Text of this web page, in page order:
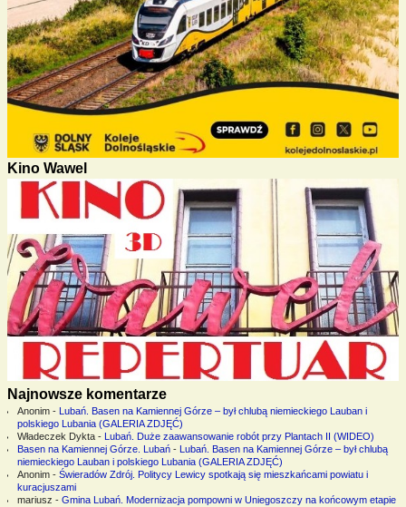
Kino Wawel
Najnowsze komentarze
Anonim- Lubań. Basen na Kamiennej Górze – był chlubą niemieckiego Lauban i
polskiego Lubania (GALERIA ZDJĘĆ)
Władeczek Dykta- Lubań. Duże zaawansowanie robót przy Plantach II (WIDEO)
Basen na Kamiennej Górze. Lubań- Lubań. Basen na Kamiennej Górze – był chlubą
niemieckiego Lauban i polskiego Lubania (GALERIA ZDJĘĆ)
Anonim- Świeradów Zdrój. Politycy Lewicy spotkają się mieszkańcami powiatu i
kuracjuszami
mariusz - Gmina Lubań. Modernizacja pompowni w Uniegoszczy na końcowym etapie